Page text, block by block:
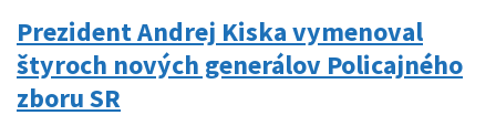
Prezident Andrej Kiska vymenoval
štyroch nových generálov Policajného
zboru SR